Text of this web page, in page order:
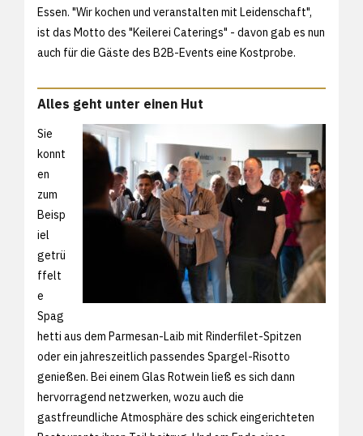
Essen. "Wir kochen und veranstalten mit Leidenschaft",
ist das Motto des "Keilerei Caterings" - davon gab es nun
auch für die Gäste des B2B-Events eine Kostprobe.
Alles geht unter einen Hut
Sie
konnt
en
zum
Beisp
iel
getrü
ffelt
e
Spag
hetti aus dem Parmesan-Laib mit Rinderfilet-Spitzen
oder ein jahreszeitlich passendes Spargel-Risotto
genießen. Bei einem Glas Rotwein ließ es sich dann
hervorragend netzwerken, wozu auch die
gastfreundliche Atmosphäre des schick eingerichteten